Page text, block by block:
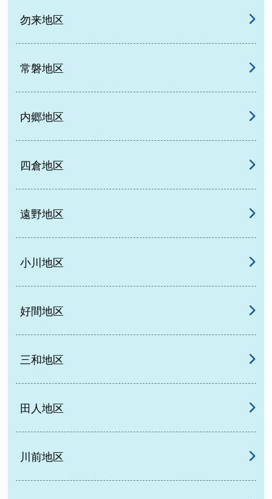
勿来地区
常磐地区
内郷地区
四倉地区
遠野地区
小川地区
好間地区
三和地区
田人地区
川前地区